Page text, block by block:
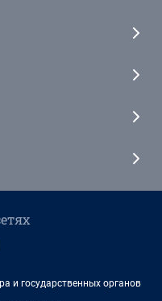
и государственных органов